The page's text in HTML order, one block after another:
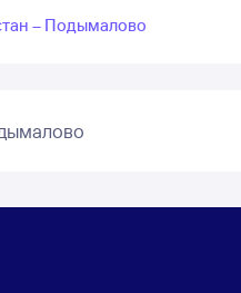
– Подымалово